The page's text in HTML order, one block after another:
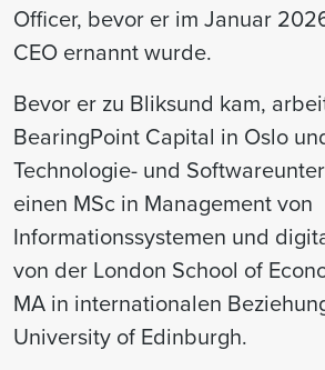
Officer, bevor er im Januar
CEO ernannt wurde.
Bevor er zu Bliksund kam,
BearingPoint Capital in Oslo
Technologie- und
einen MSc in Management von
Informationssystemen und
von der London School of
MA in internationalen
University of Edinburgh.